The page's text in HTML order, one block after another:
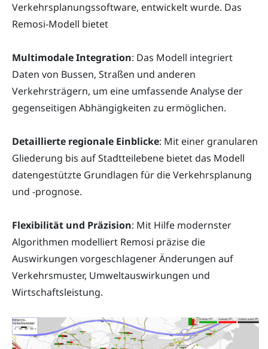
Verkehrsplanungssoftware, entwickelt wurde. Das
Remosi-Modell bietet
Multimodale Integration: Das Modell integriert
Daten von Bussen, Straßen und anderen
Verkehrsträgern, um eine umfassende Analyse der
gegenseitigen Abhängigkeiten zu ermöglichen.
Detaillierte regionale Einblicke: Mit einer granularen
Gliederung bis auf Stadtteilebene bietet das Modell
datengestützte Grundlagen für die Verkehrsplanung
und -prognose.
Flexibilität und Präzision: Mit Hilfe modernster
Algorithmen modelliert Remosi präzise die
Auswirkungen vorgeschlagener Änderungen auf
Verkehrsmuster, Umweltauswirkungen und
Wirtschaftsleistung.